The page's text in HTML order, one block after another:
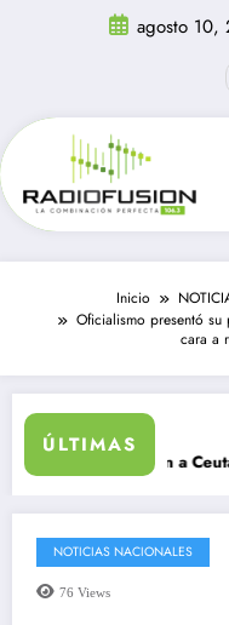
agosto 10,
Inicio
Oficialismo presentó
cara a
ÚLTIMAS
ingresan a Ceuta en
NOTICIAS NACIONALES
76 Views